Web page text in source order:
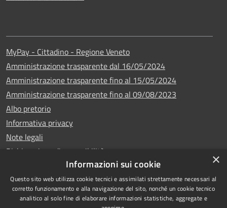
MyPay - Cittadino - Regione Veneto
Amministrazione trasparente dal 16/05/2024
Amministrazione trasparente fino al 15/05/2024
Amministrazione trasparente fino al 09/08/2023
Albo pretorio
Informativa privacy
Note legali
Dichiarazione di accessibilità
RSS Copyright © 2024
×
Informazioni sui cookie
Questo sito web utilizza cookie tecnici e assimilati strettamente necessari al
corretto funzionamento e alla navigazione del sito, nonché un cookie tecnico
analitico al solo fine di elaborare informazioni statistiche, aggregate e